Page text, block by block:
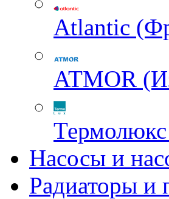
Atlantic
ATMOR
Насосы и
Радиаторы и